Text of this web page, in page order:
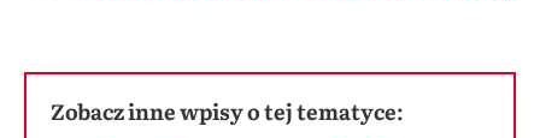
Zobacz inne wpisy o tej tematyce: